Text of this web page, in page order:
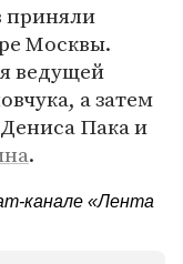
приняли
Москвы.
ведущей
а затем
Пака и
.
канале «Лента